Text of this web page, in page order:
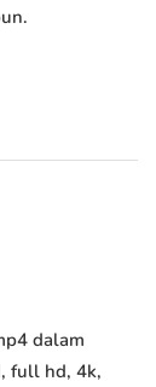
dalam
full hd, 4k,